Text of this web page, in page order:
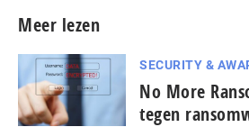
Meer lezen
SECURITY &
No More
tegen